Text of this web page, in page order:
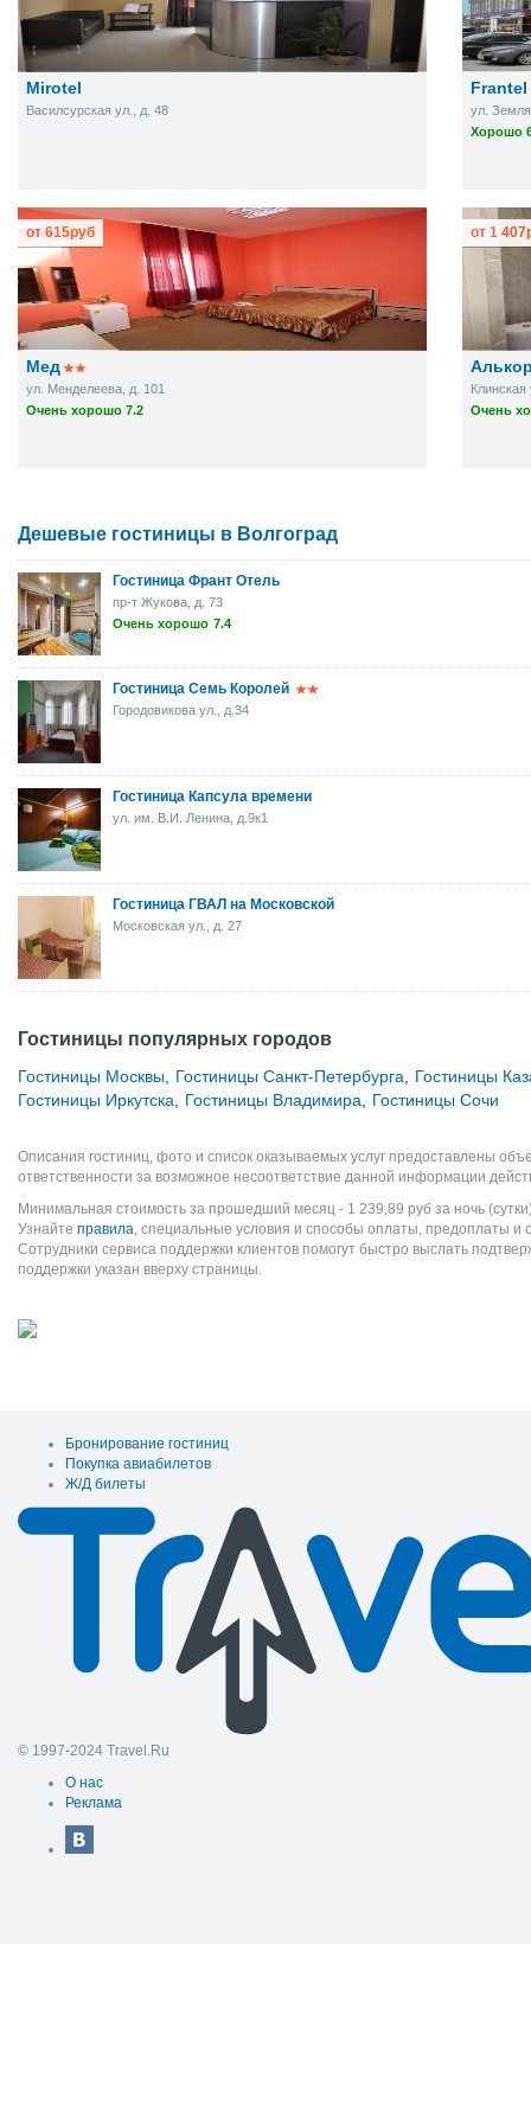
Mirotel
Василсурская ул., д. 48
ул.
Хорошо
Мед
ул. Менделеева, д. 101
Очень хорошо 7.2
от 615руб
Клинская
Очень
от 1 407
Дешевые гостиницы в Волгоград
Гостиница Франт Отель
пр-т Жукова, д. 73
Очень хорошо 7.4
Гостиница Семь Королей
Городовикова ул., д.34
Гостиница Капсула времени
ул. им. В.И. Ленина, д.9к1
Гостиница ГВАЛ на Московской
Московская ул., д. 27
Гостиницы популярных городов
Гостиницы Москвы Гостиницы Санкт-Петербурга
Гостиницы
Гостиницы Иркутска
Гостиницы Владимира Гостиницы Сочи
Описания гостиниц, фото и список оказываемых услуг предоставлены
ответственности за возможное несоответствие данной информации
Минимальная стоимость за прошедший месяц - 1 239,89 руб за ночь
Узнайте правила, специальные условия и способы оплаты, предоплаты и
Сотрудники сервиса поддержки клиентов помогут быстро выслать
поддержки указан вверху страницы.
Бронирование гостиниц
Покупка авиабилетов
Ж/Д билеты
© 1997-2024 Travel.Ru
О нас
Реклама